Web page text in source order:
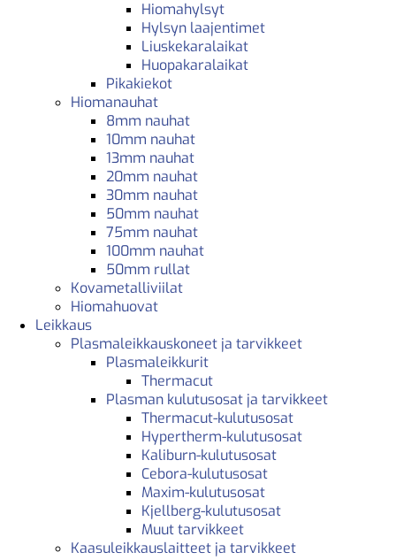
Hiomahylsyt
Hylsyn laajentimet
Liuskekaralaikat
Huopakaralaikat
Pikakiekot
Hiomanauhat
8mm nauhat
10mm nauhat
13mm nauhat
20mm nauhat
30mm nauhat
50mm nauhat
75mm nauhat
100mm nauhat
50mm rullat
Kovametalliviilat
Hiomahuovat
Leikkaus
Plasmaleikkauskoneet ja tarvikkeet
Plasmaleikkurit
Thermacut
Plasman kulutusosat ja tarvikkeet
Thermacut-kulutusosat
Hypertherm-kulutusosat
Kaliburn-kulutusosat
Cebora-kulutusosat
Maxim-kulutusosat
Kjellberg-kulutusosat
Muut tarvikkeet
Kaasuleikkauslaitteet ja tarvikkeet